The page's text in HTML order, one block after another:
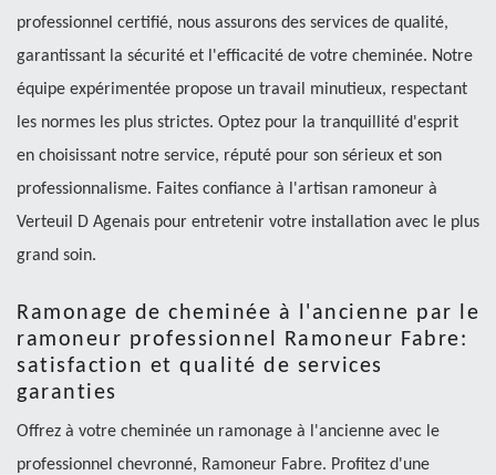
professionnel certifié, nous assurons des services de qualité,
garantissant la sécurité et l'efficacité de votre cheminée. Notre
équipe expérimentée propose un travail minutieux, respectant
les normes les plus strictes. Optez pour la tranquillité d'esprit
en choisissant notre service, réputé pour son sérieux et son
professionnalisme. Faites confiance à l'artisan ramoneur à
Verteuil D Agenais pour entretenir votre installation avec le plus
grand soin.
Ramonage de cheminée à l'ancienne par le
ramoneur professionnel Ramoneur Fabre:
satisfaction et qualité de services
garanties
Offrez à votre cheminée un ramonage à l'ancienne avec le
professionnel chevronné, Ramoneur Fabre. Profitez d'une